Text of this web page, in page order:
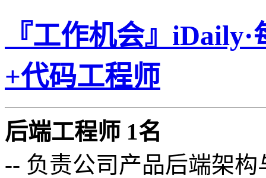
『工作机会』
+代码工程师
后端工程师 1名
-- 负责公司产品后端架构